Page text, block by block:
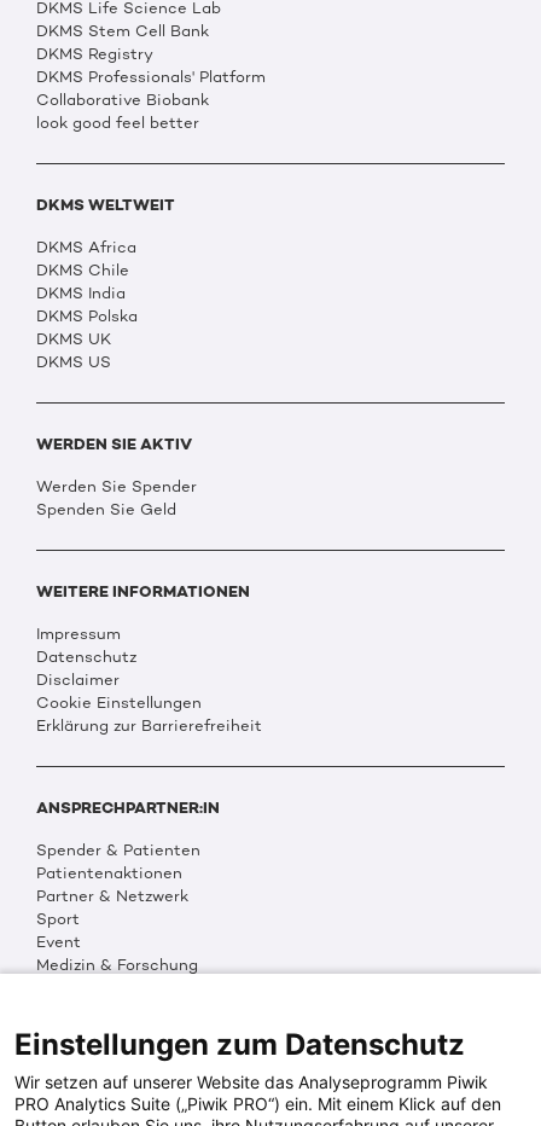
DKMS Life Science Lab
DKMS Stem Cell Bank
DKMS Registry
DKMS Professionals' Platform
Collaborative Biobank
look good feel better
DKMS WELTWEIT
DKMS Africa
DKMS Chile
DKMS India
DKMS Polska
DKMS UK
DKMS US
WERDEN SIE AKTIV
Werden Sie Spender
Spenden Sie Geld
WEITERE INFORMATIONEN
Impressum
Datenschutz
Disclaimer
Cookie Einstellungen
Erklärung zur Barrierefreiheit
ANSPRECHPARTNER:IN
Spender & Patienten
Patientenaktionen
Partner & Netzwerk
Sport
Event
Medizin & Forschung
Multimedia
Social Media
Einstellungen zum Datenschutz
Wir setzen auf unserer Website das Analyseprogramm Piwik
PRO Analytics Suite („Piwik PRO“) ein. Mit einem Klick auf den